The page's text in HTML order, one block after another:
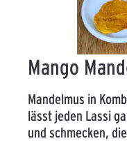
Mango
Mandelmus in
lässt jeden Lassi
und schmecken,